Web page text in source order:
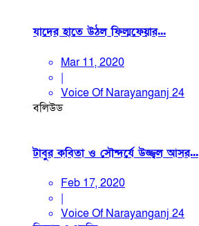
যাদের হাতে উঠল ফিল্মফেয়ার...
Mar 11, 2020
|
Voice Of Narayanganj 24
বলিউড
টাবুর কবিতা ও সৌন্দর্যে উজ্জ্বল আসর...
Feb 17, 2020
|
Voice Of Narayanganj 24